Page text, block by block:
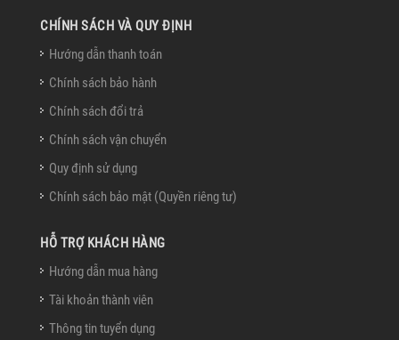
CHÍNH SÁCH VÀ QUY ĐỊNH
Hướng dẫn thanh toán
Chính sách bảo hành
Chính sách đổi trả
Chính sách vận chuyển
Quy định sử dụng
Chính sách bảo mật (Quyền riêng tư)
HỖ TRỢ KHÁCH HÀNG
Hướng dẫn mua hàng
Tài khoản thành viên
Thông tin tuyển dụng